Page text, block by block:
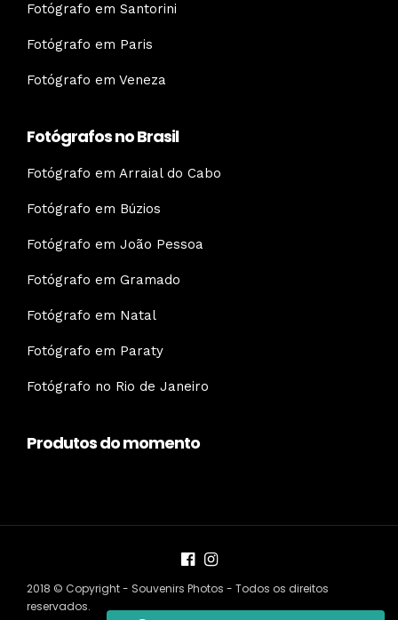
Fotógrafo em Santorini
Fotógrafo em Paris
Fotógrafo em Veneza
Fotógrafos no Brasil
Fotógrafo em Arraial do Cabo
Fotógrafo em Búzios
Fotógrafo em João Pessoa
Fotógrafo em Gramado
Fotógrafo em Natal
Fotógrafo em Paraty
Fotógrafo no Rio de Janeiro
Produtos do momento
2018 © Copyright - Souvenirs Photos - Todos os direitos
reservados.